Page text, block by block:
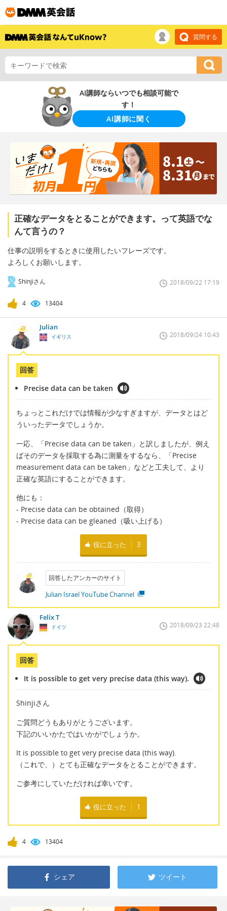
質問する
AI講師ならいつでも相談可能で
す！
AI講師に聞く
正確なデータをとることができます。って英語でな
んて言うの？
仕事の説明をするときに使用したいフレーズです。
よろしくお願いします。
Shinjiさん 2018/09/22 17:19
4 13404
Julian
イギリス 2018/09/24 10:43
回答
Precise data can be taken
ちょっとこれだけでは情報が少なすぎますが、データとはど
ういったデータでしょうか。
一応、「Precise data can be taken」と訳しましたが、例え
ばそのデータを採取する為に測量をするなら、「Precise
measurement data can be taken」などと工夫して、より
正確な英語にすることができます。
他にも：
- Precise data can be obtained（取得）
- Precise data can be gleaned（吸い上げる）
役に立った 3
回答したアンカーのサイト
Julian Israel YouTube Channel
Felix T
ドイツ 2018/09/23 22:48
回答
It is possible to get very precise data (this way).
Shinjiさん
ご質問どうもありがとうございます。
下記のいいかたではいかがでしょうか。
It is possible to get very precise data (this way).
（これで、）とても正確なデータをとることができます。
ご参考にしていただければ幸いです。
役に立った 1
4 13404
シェア ツイート